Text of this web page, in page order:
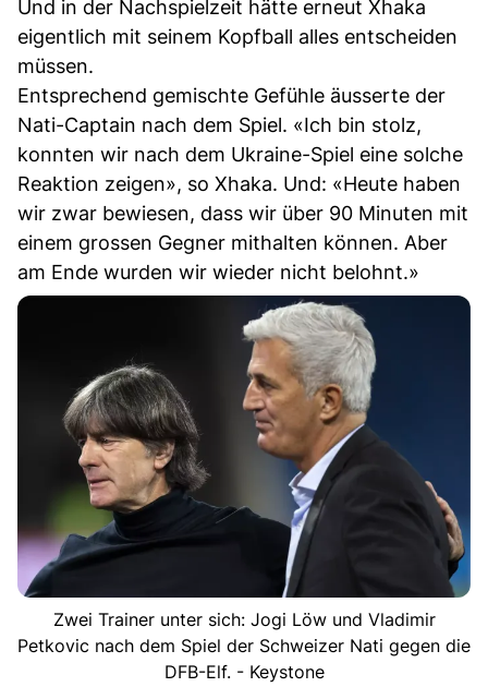
Und in der Nachspielzeit hätte erneut Xhaka
eigentlich mit seinem Kopfball alles entscheiden
müssen.
Entsprechend gemischte Gefühle äusserte der
Nati-Captain nach dem Spiel. «Ich bin stolz,
konnten wir nach dem Ukraine-Spiel eine solche
Reaktion zeigen», so Xhaka. Und: «Heute haben
wir zwar bewiesen, dass wir über 90 Minuten mit
einem grossen Gegner mithalten können. Aber
am Ende wurden wir wieder nicht belohnt.»
Zwei Trainer unter sich: Jogi Löw und Vladimir
Petkovic nach dem Spiel der Schweizer Nati gegen die
DFB-Elf. - Keystone